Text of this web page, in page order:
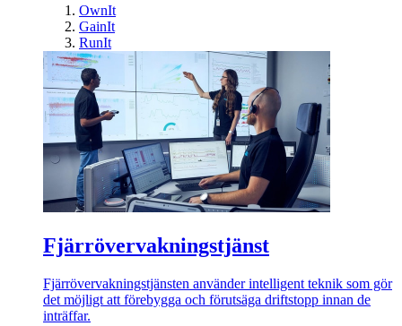
OwnIt
GainIt
RunIt
Fjärrövervakningstjänst
Fjärrövervakningstjänsten använder intelligent teknik som gör
det möjligt att förebygga och förutsäga driftstopp innan de
inträffar.